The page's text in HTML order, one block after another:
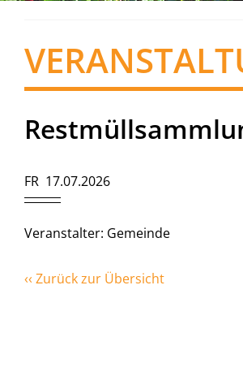
FR 17.07.2026
Veranstalter: Gemeinde
‹‹ Zurück zur Übersicht